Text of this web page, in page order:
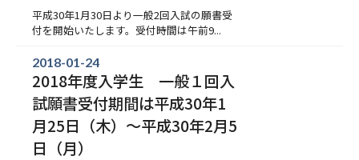
平成30年1月30日より一般2回入試の願書受
付を開始いたします。受付時間は午前9...
2018-01-24
2018年度入学生 一般１回入
試願書受付期間は平成30年1
月25日（木）～平成30年2月5
日（月）